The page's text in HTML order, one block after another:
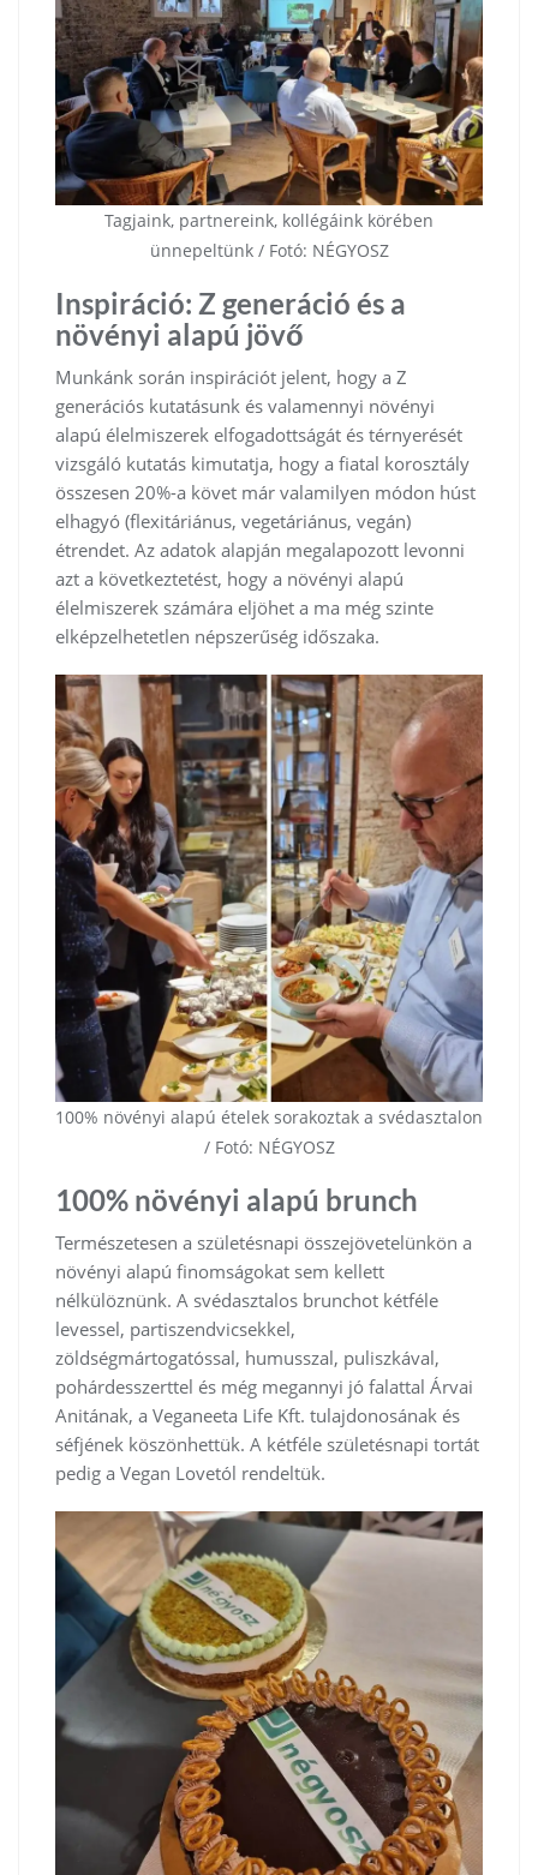
Tagjaink, partnereink, kollégáink körében
ünnepeltünk / Fotó: NÉGYOSZ
Inspiráció: Z generáció és a
növényi alapú jövő
Munkánk során inspirációt jelent, hogy a Z
generációs kutatásunk és valamennyi növényi
alapú élelmiszerek elfogadottságát és térnyerését
vizsgáló kutatás kimutatja, hogy a fiatal korosztály
összesen 20%-a követ már valamilyen módon húst
elhagyó (flexitáriánus, vegetáriánus, vegán)
étrendet. Az adatok alapján megalapozott levonni
azt a következtetést, hogy a növényi alapú
élelmiszerek számára eljöhet a ma még szinte
elképzelhetetlen népszerűség időszaka.
100% növényi alapú ételek sorakoztak a svédasztalon
/ Fotó: NÉGYOSZ
100% növényi alapú brunch
Természetesen a születésnapi összejövetelünkön a
növényi alapú finomságokat sem kellett
nélkülöznünk. A svédasztalos brunchot kétféle
levessel, partiszendvicsekkel,
zöldségmártogatóssal, humusszal, puliszkával,
pohárdesszerttel és még megannyi jó falattal Árvai
Anitának, a Veganeeta Life Kft. tulajdonosának és
séfjének köszönhettük. A kétféle születésnapi tortát
pedig a Vegan Lovetól rendeltük.